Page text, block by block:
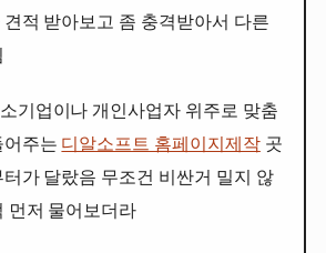
적 받아보고 좀 충격받아서 다른
기업이나 개인사업자 위주로 맞춤
어주는 디알소프트 홈페이지제작곳
가 달랐음 무조건 비싼거 밀지 않
먼저 물어보더라